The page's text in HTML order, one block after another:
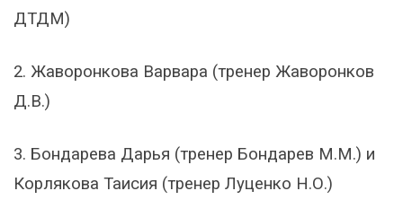
ДТДМ)
2. Жаворонкова Варвара (тренер Жаворонков
Д.В.)
3. Бондарева Дарья (тренер Бондарев М.М.) и
Корлякова Таисия (тренер Луценко Н.О.)